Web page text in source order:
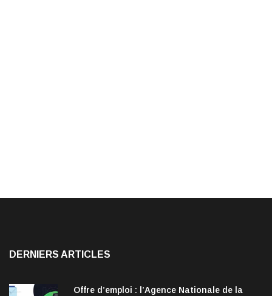
DERNIERS ARTICLES
Offre d’emploi : l’Agence Nationale de la